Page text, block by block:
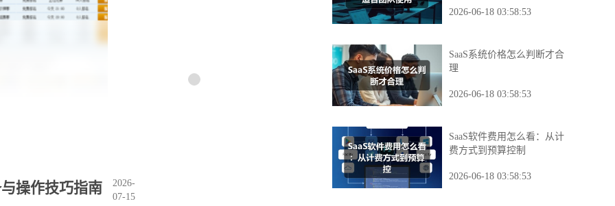
操作技巧指南
2026-
07-15
2026-06-18 03:58:53
SaaS系统价格怎么判断才合
理
2026-06-18 03:58:53
SaaS软件费用怎么看：从计
费方式到预算控制
2026-06-18 03:58:53